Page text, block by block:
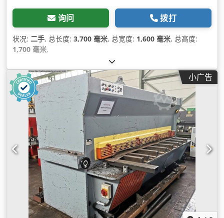
询问 拨打
状况: 二手, 总长度: 3,700 毫米, 总宽度: 1,600 毫米, 总高度:
1,700 毫米,
小广告